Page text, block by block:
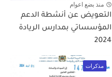
منذ بضع اعوام
التعويض عن أنشطة الدعم
المؤسساتي بمدارس الريادة
2024
مذكرات